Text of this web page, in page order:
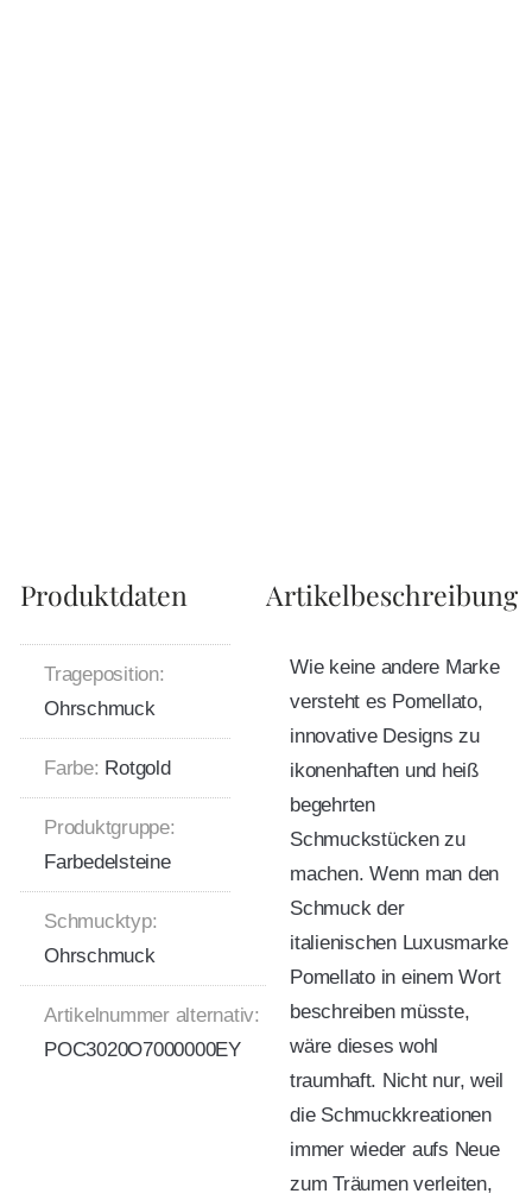
Produktdaten
Trageposition:
Ohrschmuck
Farbe: Rotgold
Produktgruppe:
Farbedelsteine
Schmucktyp:
Ohrschmuck
Artikelnummer alternativ:
POC3020O7000000EY
Artikelbeschreibung
Wie keine andere Marke
versteht es Pomellato,
innovative Designs zu
ikonenhaften und heiß
begehrten
Schmuckstücken zu
machen. Wenn man den
Schmuck der
italienischen Luxusmarke
Pomellato in einem Wort
beschreiben müsste,
wäre dieses wohl
traumhaft. Nicht nur, weil
die Schmuckkreationen
immer wieder aufs Neue
zum Träumen verleiten,